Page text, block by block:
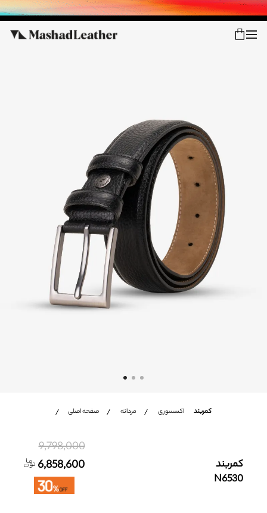
اکسسوری خانه
سایر محصولات
فروش سازمانی
کمربند اکسسوری مردانه صفحه اصلی
کمربند
N6530
6,858,600
9,798,000